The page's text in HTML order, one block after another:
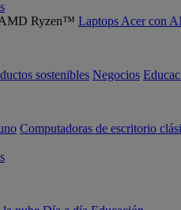
Laptops Acer con
sostenibles Negocios
Computadoras de escritorio